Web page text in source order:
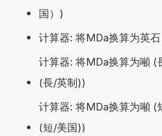
国）)
计算器: 将MDa换算为英
计算器: 将MDa换算为噸 (
(長/英制))
计算器: 将MDa换算为噸 (
(短/美国))